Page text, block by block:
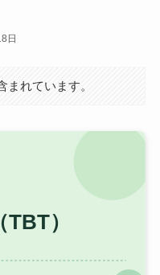
日
れています。